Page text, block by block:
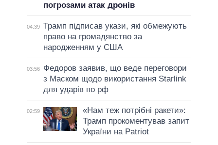
погрозами атак дронів
04:39 Трамп підписав укази, які обмежують
право на громадянство за
народженням у США
03:56
Федоров заявив, що веде переговори
з Маском щодо використання Starlink
для ударів по рф
02:59
«Нам теж потрібні ракети»:
Трамп прокоментував запит
України на Patriot